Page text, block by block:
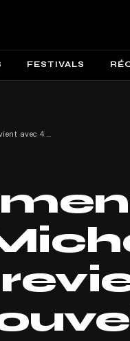
FESTIVALS
Le Monumental Tour de Michael Canitrot revient avec 4 nouvelles dates !